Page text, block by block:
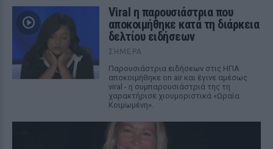
Viral η παρουσιάστρια που
αποκοιμήθηκε κατά τη διάρκεια
δελτίου ειδήσεων
ΣΉΜΕΡΑ
Παρουσιάστρια ειδήσεων στις ΗΠΑ
αποκοιμήθηκε on air και έγινε αμέσως
viral - η συμπαρουσιάστριά της τη
χαρακτήρισε χιουμοριστικά «Ωραία
Κοιμωμένη».